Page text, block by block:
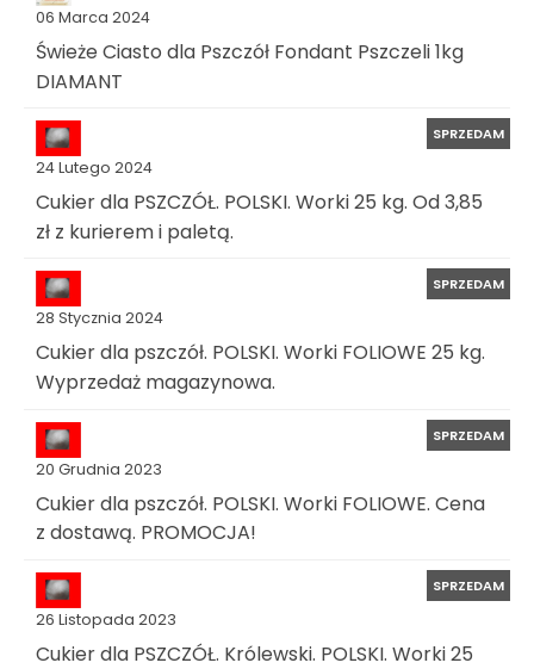
06 Marca 2024
Świeże Ciasto dla Pszczół Fondant Pszczeli 1kg
DIAMANT
24 Lutego 2024
SPRZEDAM
Cukier dla PSZCZÓŁ. POLSKI. Worki 25 kg. Od 3,85
zł z kurierem i paletą.
28 Stycznia 2024
SPRZEDAM
Cukier dla pszczół. POLSKI. Worki FOLIOWE 25 kg.
Wyprzedaż magazynowa.
20 Grudnia 2023
SPRZEDAM
Cukier dla pszczół. POLSKI. Worki FOLIOWE. Cena
z dostawą. PROMOCJA!
26 Listopada 2023
SPRZEDAM
Cukier dla PSZCZÓŁ. Królewski. POLSKI. Worki 25